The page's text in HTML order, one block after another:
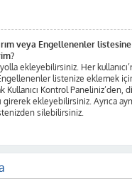
veya Engellenenler listesine
ekleyebilirsiniz. Her
listenize eklemek
Kullanıcı Kontrol Paneliniz’den,
girerek ekleyebilirsiniz. Ayrıca
silebilirsiniz.